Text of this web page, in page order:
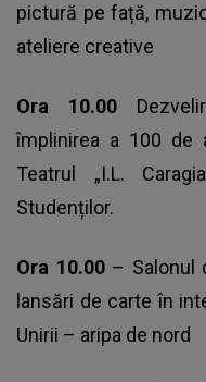
pictură pe față,
ateliere creative
Ora 10.00
împlinirea a 100 de
Teatrul „I.L.
Studenților.
Ora 10.00 – Salonul
lansări de carte în
Unirii – aripa de nord